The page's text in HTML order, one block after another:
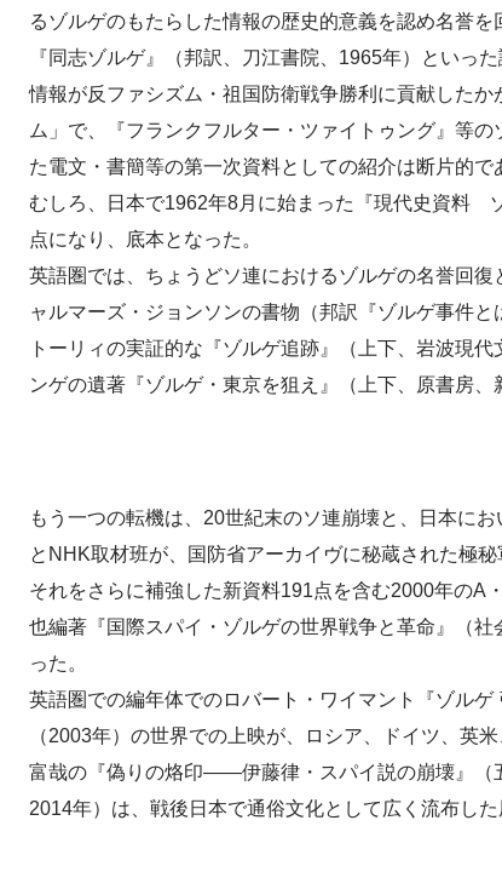
るゾルゲのもたらした情報の歴史的意義を認め名誉を
『同志ゾルゲ』（邦訳、刀江書院、1965年）といっ
情報が反ファシズム・祖国防衛戦争勝利に貢献した
ム」で、『フランクフルター・ツァイトゥング』等
た電文・書簡等の第一次資料としての紹介は断片的で
むしろ、日本で1962年8月に始まった『現代史資料
点になり、底本となった。
英語圏では、ちょうどソ連におけるゾルゲの名誉回
ャルマーズ・ジョンソンの書物（邦訳『ゾルゲ事件
トーリィの実証的な『ゾルゲ追跡』（上下、岩波現
ンゲの遺著『ゾルゲ・東京を狙え』（上下、原書房
もう一つの転機は、20世紀末のソ連崩壊と、日本に
とNHK取材班が、国防省アーカイヴに秘蔵された極
それをさらに補強した新資料191点を含む2000年の
也編著『国際スパイ・ゾルゲの世界戦争と革命』（
った。
英語圏での編年体でのロバート・ワイマント『ゾル
（2003年）の世界での上映が、ロシア、ドイツ、英
富哉の『偽りの烙印――伊藤律・スパイ説の崩壊』（
2014年）は、戦後日本で通俗文化として広く流布し